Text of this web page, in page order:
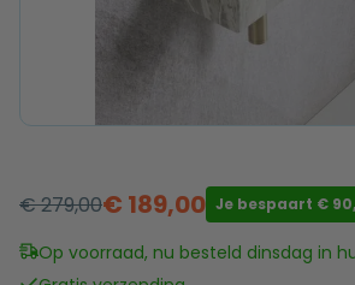
€279,00
Oorspronkelijke
prijs
was:
€ 189,00
Huidige
prijs
is:
Je bespaart €
Op voorraad, nu besteld dinsdag in